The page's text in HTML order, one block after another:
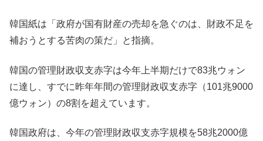
韓国紙は「政府が国有財産の売却を急ぐのは、財政不足を
補おうとする苦肉の策だ」と指摘。
韓国の管理財政収支赤字は今年上半期だけで83兆ウォン
に達し、すでに昨年年間の管理財政収支赤字（101兆9000
億ウォン）の8割を超えています。
韓国政府は、今年の管理財政収支赤字規模を58兆2000億